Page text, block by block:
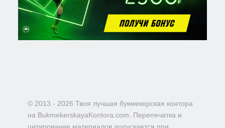
© 2013 - 2026 Твоя лучшая букмекерская контора
на BukmekerskayaKontora.com. Перепечатка и